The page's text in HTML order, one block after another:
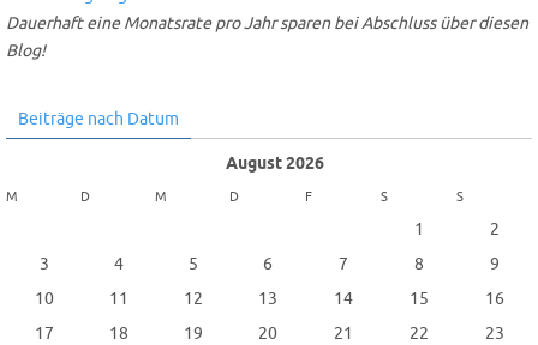
Dauerhaft eine Monatsrate pro Jahr sparen bei Abschluss über diesen
Blog!
Beiträge nach Datum
August 2026
M D M D F S S
1
2
3
4 5 6 7 8
9
10
11 12 13 14 15
16
17
18 19 20 21 22
23